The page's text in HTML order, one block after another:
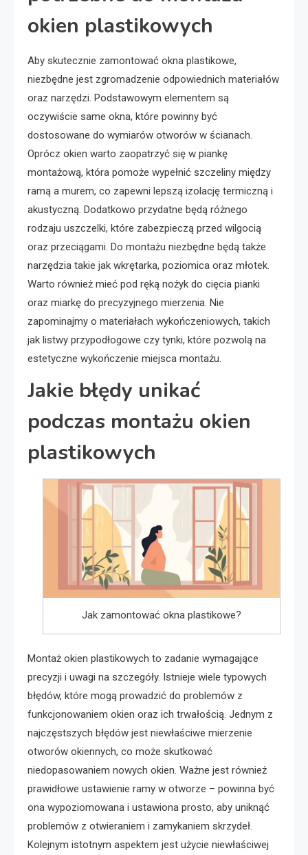
okien plastikowych
Aby skutecznie zamontować okna plastikowe,
niezbędne jest zgromadzenie odpowiednich materiałów
oraz narzędzi. Podstawowym elementem są
oczywiście same okna, które powinny być
dostosowane do wymiarów otworów w ścianach.
Oprócz okien warto zaopatrzyć się w piankę
montażową, która pomoże wypełnić szczeliny między
ramą a murem, co zapewni lepszą izolację termiczną i
akustyczną. Dodatkowo przydatne będą różnego
rodzaju uszczelki, które zabezpieczą przed wilgocią
oraz przeciągami. Do montażu niezbędne będą także
narzędzia takie jak wkrętarka, poziomica oraz młotek.
Warto również mieć pod ręką nożyk do cięcia pianki
oraz miarkę do precyzyjnego mierzenia. Nie
zapominajmy o materiałach wykończeniowych, takich
jak listwy przypodłogowe czy tynki, które pozwolą na
estetyczne wykończenie miejsca montażu.
Jakie błędy unikać
podczas montażu okien
plastikowych
Jak zamontować okna plastikowe?
Montaż okien plastikowych to zadanie wymagające
precyzji i uwagi na szczegóły. Istnieje wiele typowych
błędów, które mogą prowadzić do problemów z
funkcjonowaniem okien oraz ich trwałością. Jednym z
najczęstszych błędów jest niewłaściwe mierzenie
otworów okiennych, co może skutkować
niedopasowaniem nowych okien. Ważne jest również
prawidłowe ustawienie ramy w otworze – powinna być
ona wypoziomowana i ustawiona prosto, aby uniknąć
problemów z otwieraniem i zamykaniem skrzydeł.
Kolejnym istotnym aspektem jest użycie niewłaściwej